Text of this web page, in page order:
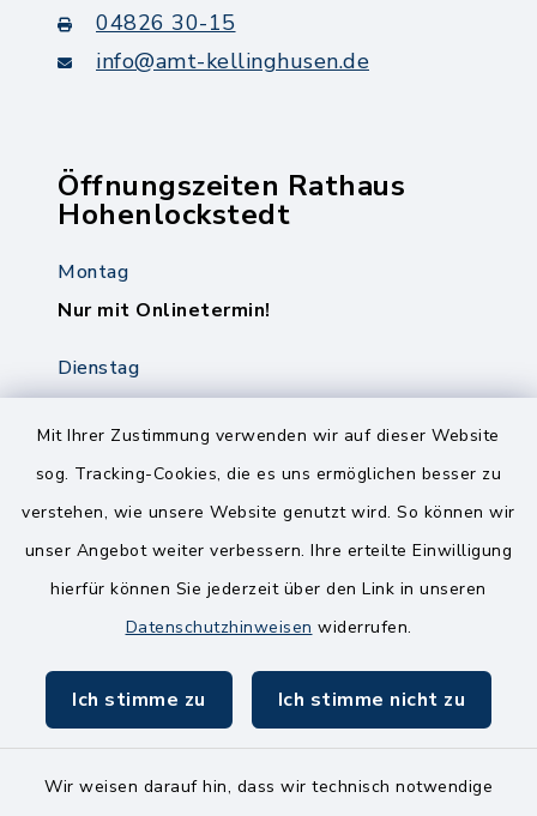
Mit Ihrer Zustimmung verwenden wir auf dieser Website
sog. Tracking-Cookies, die es uns ermöglichen besser zu
verstehen, wie unsere Website genutzt wird. So können wir
unser Angebot weiter verbessern. Ihre erteilte Einwilligung
hierfür können Sie jederzeit über den Link in unseren
Datenschutzhinweisen widerrufen.
Ich stimme zu Ich stimme nicht zu
Wir weisen darauf hin, dass wir technisch notwendige
04826 30-15
info@amt-kellinghusen.de
Öffnungszeiten Rathaus
Hohenlockstedt
Montag
Nur mit Onlinetermin!
Dienstag
8.00-12.00 Uhr
14.00-18.00 Uhr
Freitag
8.00-11.00 Uhr